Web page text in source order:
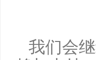
我们会